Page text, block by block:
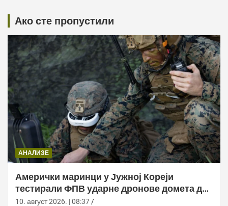
Ако сте пропустили
АНАЛИЗЕ
Амерички маринци у Јужној Кореји
тестирали ФПВ ударне дронове домета до
20 километара
10. август 2026. | 08:37